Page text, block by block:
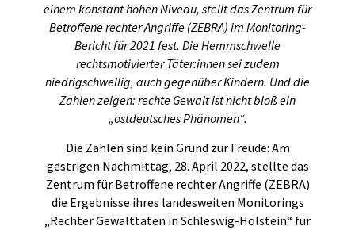
einem konstant hohen Niveau, stellt das Zentrum für
Betroffene rechter Angriffe (ZEBRA) im Monitoring-
Bericht für 2021 fest. Die Hemmschwelle
rechtsmotivierter Täter:innen sei zudem
niedrigschwellig, auch gegenüber Kindern. Und die
Zahlen zeigen: rechte Gewalt ist nicht bloß ein
„ostdeutsches Phänomen“.
Die Zahlen sind kein Grund zur Freude: Am
gestrigen Nachmittag, 28. April 2022, stellte das
Zentrum für Betroffene rechter Angriffe (ZEBRA)
die Ergebnisse ihres landesweiten Monitorings
„Rechter Gewalttaten in Schleswig-Holstein“ für